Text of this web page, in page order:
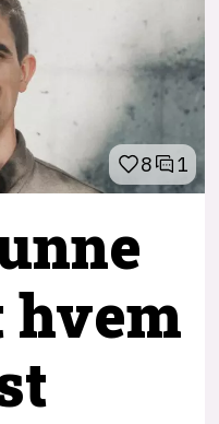
8 1